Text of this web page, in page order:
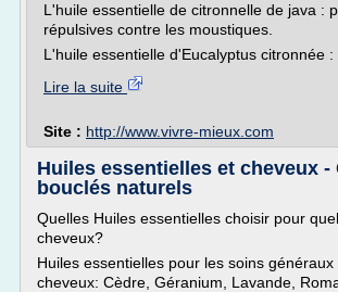
L'huile essentielle de citronnelle de java :
répulsives contre les moustiques.
L'huile essentielle d'Eucalyptus citronnée :
Lire la suite
Site : http://www.vivre-mieux.com
Huiles essentielles et cheveux -
bouclés naturels
Quelles Huiles essentielles choisir pour
cheveux?
Huiles essentielles pour les soins généraux
cheveux: Cèdre, Géranium, Lavande,